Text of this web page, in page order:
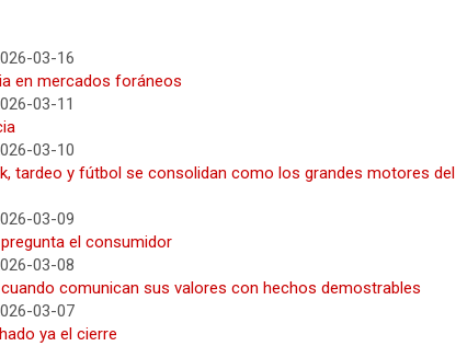
03-16
en mercados foráneos
03-11
03-10
tardeo y fútbol se consolidan como los grandes motores del
03-09
el consumidor
03-08
comunican sus valores con hechos demostrables
03-07
ya el cierre